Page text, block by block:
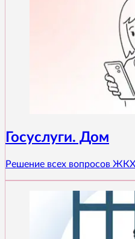
Госуслуги. Дом
Решение всех вопросов